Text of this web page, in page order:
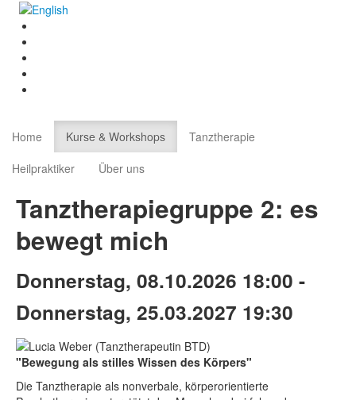
Home Kurse & Workshops
Tanztherapie
Heilpraktiker
Über uns
Tanztherapiegruppe 2: es
bewegt mich
Donnerstag, 08.10.2026 18:00 -
Donnerstag, 25.03.2027 19:30
"Bewegung als stilles Wissen des Körpers"
Die Tanztherapie als nonverbale, körperorientierte